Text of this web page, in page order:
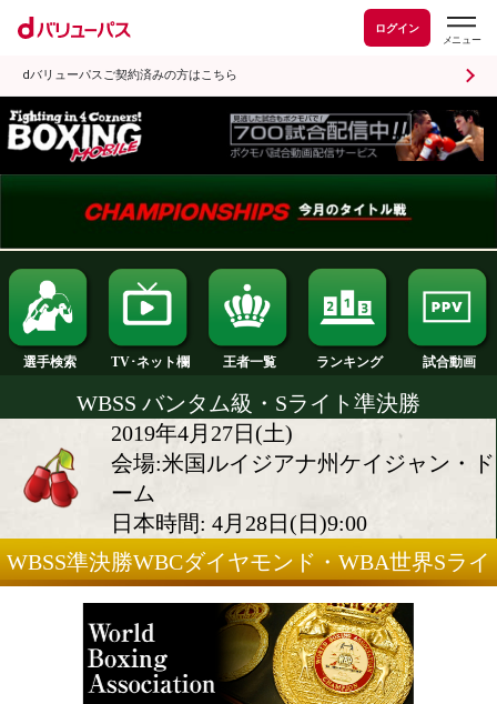
ログイン
dバリューパスご契約済みの方はこちら
TV･ネット欄 王者一覧 ランキング
WBSS バンタム級・Sライト準決
2019年4月27日(土)
会場:米国ルイジアナ州ケイジ
ーム
日本時間: 4月28日(日)9:00
WBSS準決勝WBCダイヤモンド・WBA